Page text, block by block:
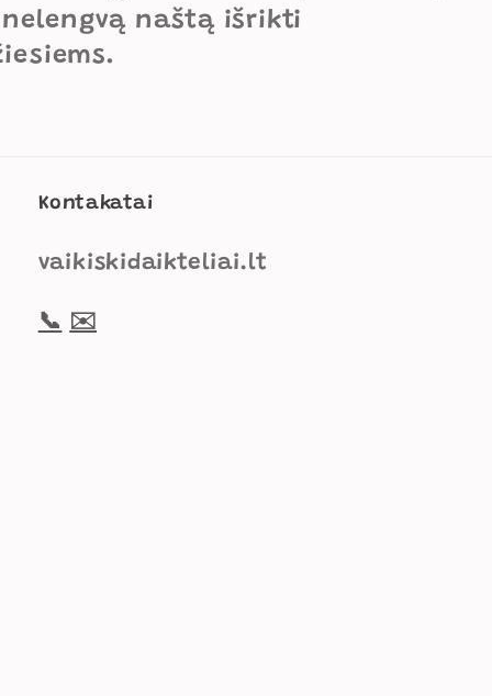
naštą išrikti
Kontakatai
vaikiskidaikteliai.lt
📞 ✉️